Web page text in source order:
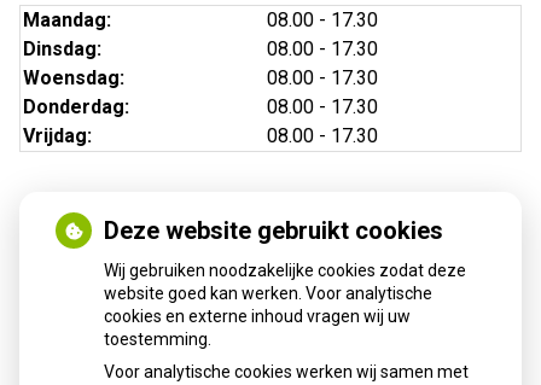
Maandag:
08.00 - 17.30
Dinsdag:
08.00 - 17.30
Woensdag:
08.00 - 17.30
Donderdag:
08.00 - 17.30
Vrijdag:
08.00 - 17.30
Nieuws
Sinds huisartsen afslankmedicijnen mogen voorschrijven,
neemt gebruik toe
Schurft sinds corona geen vergeten ziekte meer: aantal
Deze website gebruikt cookies
Wij gebruiken noodzakelijke cookies zodat deze
website goed kan werken. Voor analytische
cookies en externe inhoud vragen wij uw
toestemming.
Voor analytische cookies werken wij samen met